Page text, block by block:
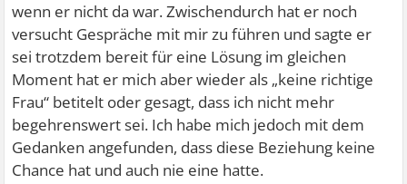
wenn er nicht da war. Zwischendurch hat er noch
versucht Gespräche mit mir zu führen und sagte er
sei trotzdem bereit für eine Lösung im gleichen
Moment hat er mich aber wieder als „keine richtige
Frau“ betitelt oder gesagt, dass ich nicht mehr
begehrenswert sei. Ich habe mich jedoch mit dem
Gedanken angefunden, dass diese Beziehung keine
Chance hat und auch nie eine hatte.